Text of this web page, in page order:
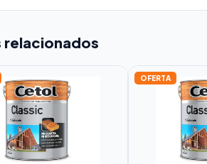
OFERTA